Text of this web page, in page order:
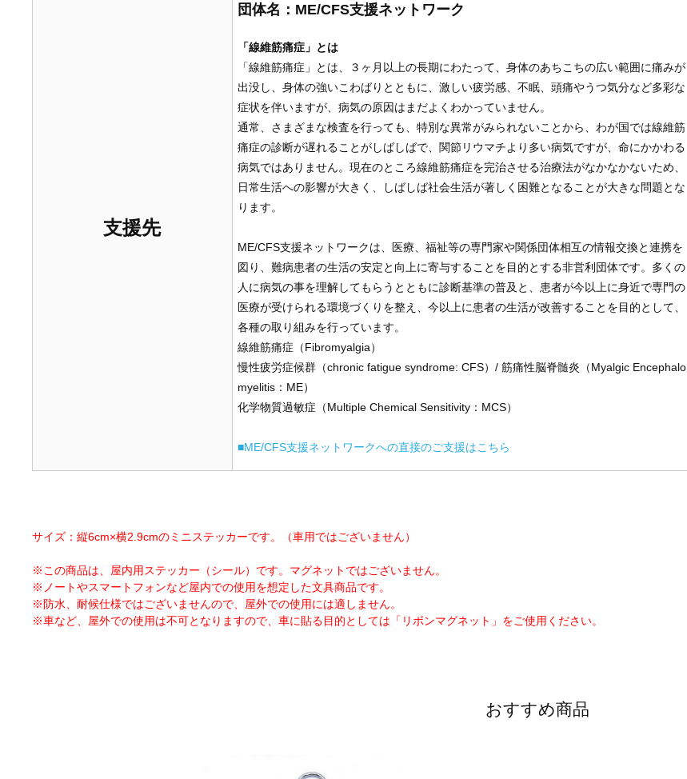
支援先
団体名：ME/CFS支援ネットワーク
「線維筋痛症」とは
「線維筋痛症」とは、３ヶ月以上の長期にわたって、身体のあちこちの広い範囲に痛みが
出没し、身体の強いこわばりとともに、激しい疲労感、不眠、頭痛やうつ気分など多彩な
症状を伴いますが、病気の原因はまだよくわかっていません。
通常、さまざまな検査を行っても、特別な異常がみられないことから、わが国では線維筋
痛症の診断が遅れることがしばしばで、関節リウマチより多い病気ですが、命にかかわる
病気ではありません。現在のところ線維筋痛症を完治させる治療法がなかなかないため、
日常生活への影響が大きく、しばしば社会生活が著しく困難となることが大きな問題とな
ります。
ME/CFS支援ネットワークは、医療、福祉等の専門家や関係団体相互の情報交換と連携を
図り、難病患者の生活の安定と向上に寄与することを目的とする非営利団体です。多くの
人に病気の事を理解してもらうとともに診断基準の普及と、患者が今以上に身近で専門の
医療が受けられる環境づくりを整え、今以上に患者の生活が改善することを目的として、
各種の取り組みを行っています。
線維筋痛症（Fibromyalgia）
慢性疲労症候群（chronic fatigue syndrome: CFS）/ 筋痛性脳脊髄炎（Myalgic Encephalo
myelitis：ME）
化学物質過敏症（Multiple Chemical Sensitivity：MCS）
■ME/CFS支援ネットワークへの直接のご支援はこちら
サイズ：縦6cm×横2.9cmのミニステッカーです。（車用ではございません）
※この商品は、屋内用ステッカー（シール）です。マグネットではございません。
※ノートやスマートフォンなど屋内での使用を想定した文具商品です。
※防水、耐候仕様ではございませんので、屋外での使用には適しません。
※車など、屋外での使用は不可となりますので、車に貼る目的としては「リボンマグネット」をご使用ください。
おすすめ商品